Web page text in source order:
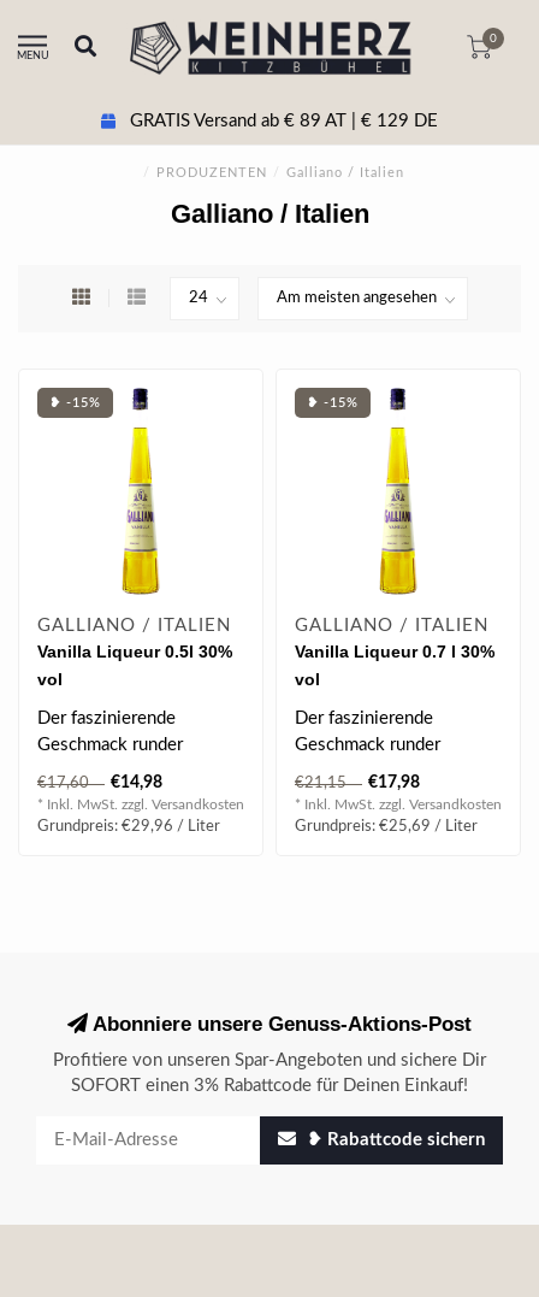
MENU
0
GRATIS Versand ab € 89 AT | € 129 DE
/ PRODUZENTEN / Galliano / Italien
Galliano / Italien
❥ -15%
GALLIANO / ITALIEN
Vanilla Liqueur 0.5l 30%
vol
Der faszinierende
Geschmack runder
Vanilletöne mit blumigen,
frischen und minzi..
€17,60 €14,98
* Inkl. MwSt. zzgl. Versandkosten
Grundpreis: €29,96 / Liter
❥ -15%
GALLIANO / ITALIEN
Vanilla Liqueur 0.7 l 30%
vol
Der faszinierende
Geschmack runder
Vanilletöne mit blumigen,
frischen und minzi..
€21,15 €17,98
* Inkl. MwSt. zzgl. Versandkosten
Grundpreis: €25,69 / Liter
Abonniere unsere Genuss-Aktions-Post
Profitiere von unseren Spar-Angeboten und sichere Dir
SOFORT einen 3% Rabattcode für Deinen Einkauf!
❥ Rabattcode sichern